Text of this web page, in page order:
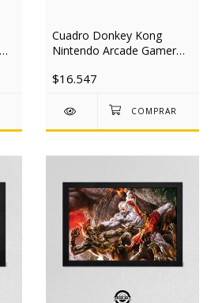
Cuadro Donkey Kong
Nintendo Arcade Gamer
$16.547